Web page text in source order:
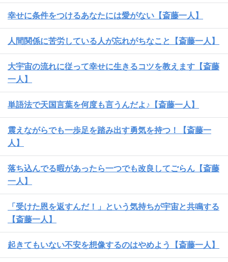
幸せに条件をつけるあなたには愛がない【斎藤一人】
人間関係に苦労している人が忘れがちなこと【斎藤一人】
大宇宙の流れに従って幸せに生きるコツを教えます【斎藤
一人】
単語法で天国言葉を何度も言うんだよ♪【斎藤一人】
震えながらでも一歩足を踏み出す勇気を持つ！【斎藤一
人】
落ち込んでる暇があったら一つでも改良してごらん【斎藤
一人】
「受けた恩を返すんだ！」という気持ちが宇宙と共鳴する
【斎藤一人】
起きてもいない不安を想像するのはやめよう【斎藤一人】